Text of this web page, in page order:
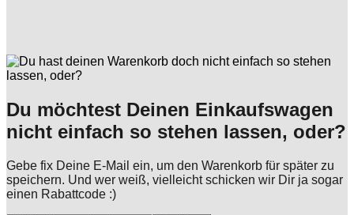
Du möchtest Deinen Einkaufswagen
nicht einfach so stehen lassen, oder?
Gebe fix Deine E-Mail ein, um den Warenkorb für später zu
speichern. Und wer weiß, vielleicht schicken wir Dir ja sogar
einen Rabattcode :)